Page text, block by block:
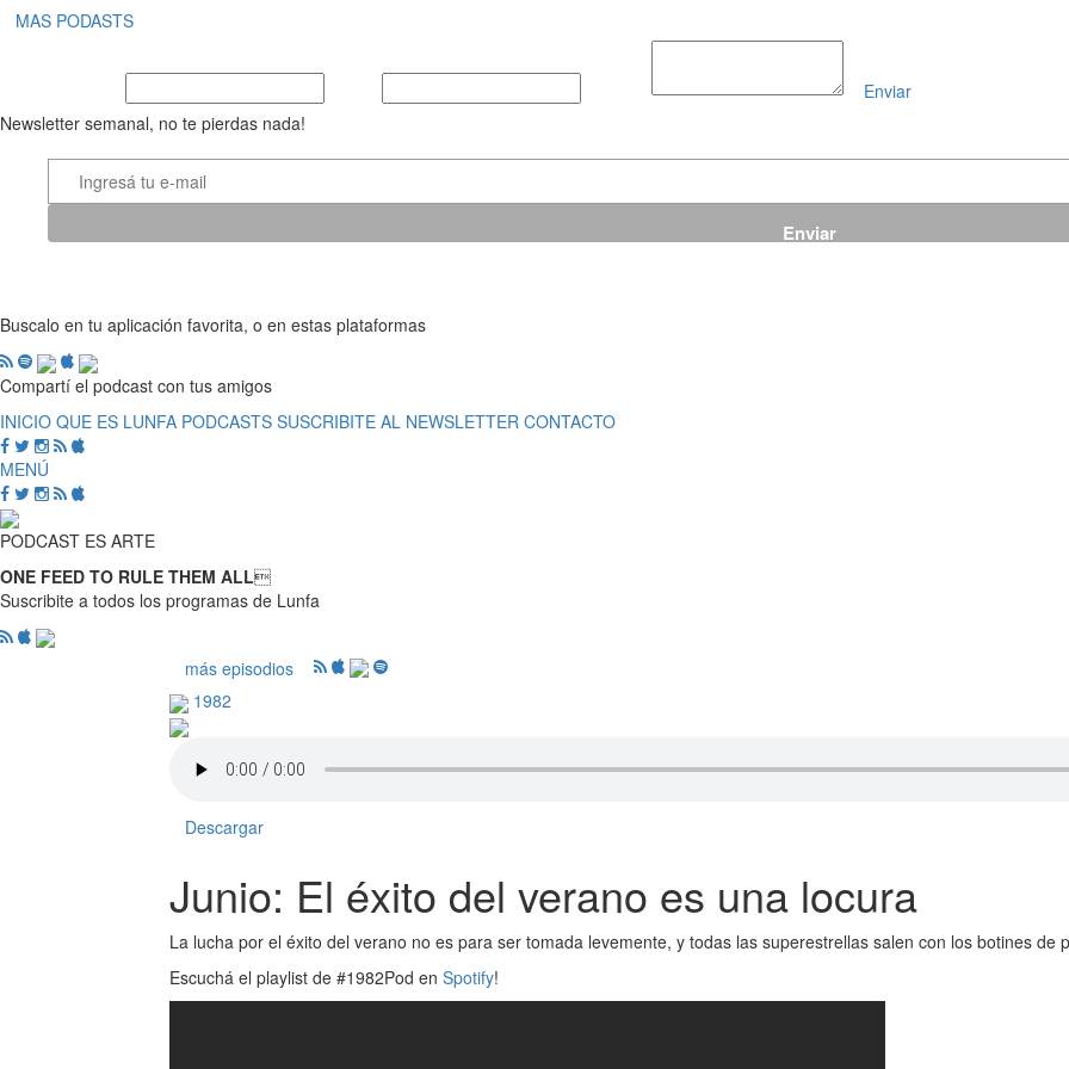
MAS PODASTS
Enviar
Newsletter semanal, no te pierdas nada!
Buscalo en tu aplicación favorita, o en estas plataformas
Compartí el podcast con tus amigos
INICIO QUE ES LUNFA PODCASTS SUSCRIBITE AL NEWSLETTER CONTACTO
MENÚ
PODCAST ES ARTE
ONE FEED TO RULE THEM ALL
Suscribite a todos los programas de Lunfa
más episodios
1982
Descargar
Junio: El éxito del verano es una locura
La lucha por el éxito del verano no es para ser tomada levemente, y todas las superestrellas salen con los botines de
Escuchá el playlist de #1982Pod en Spotify!